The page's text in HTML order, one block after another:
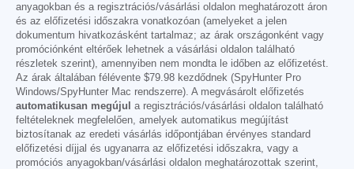
anyagokban és a regisztrációs/vásárlási oldalon meghatározott áron
és az előfizetési időszakra vonatkozóan (amelyeket a jelen
dokumentum hivatkozásként tartalmaz; az árak országonként vagy
promóciónként eltérőek lehetnek a vásárlási oldalon található
részletek szerint), amennyiben nem mondta le időben az előfizetést.
Az árak általában félévente $79.98 kezdődnek (SpyHunter Pro
Windows/SpyHunter Mac rendszerre). A megvásárolt előfizetés
automatikusan megújul
a regisztrációs/vásárlási oldalon található
feltételeknek megfelelően, amelyek automatikus megújítást
biztosítanak az eredeti vásárlás időpontjában érvényes standard
előfizetési díjjal és ugyanarra az előfizetési időszakra, vagy a
promóciós anyagokban/vásárlási oldalon meghatározottak szerint,